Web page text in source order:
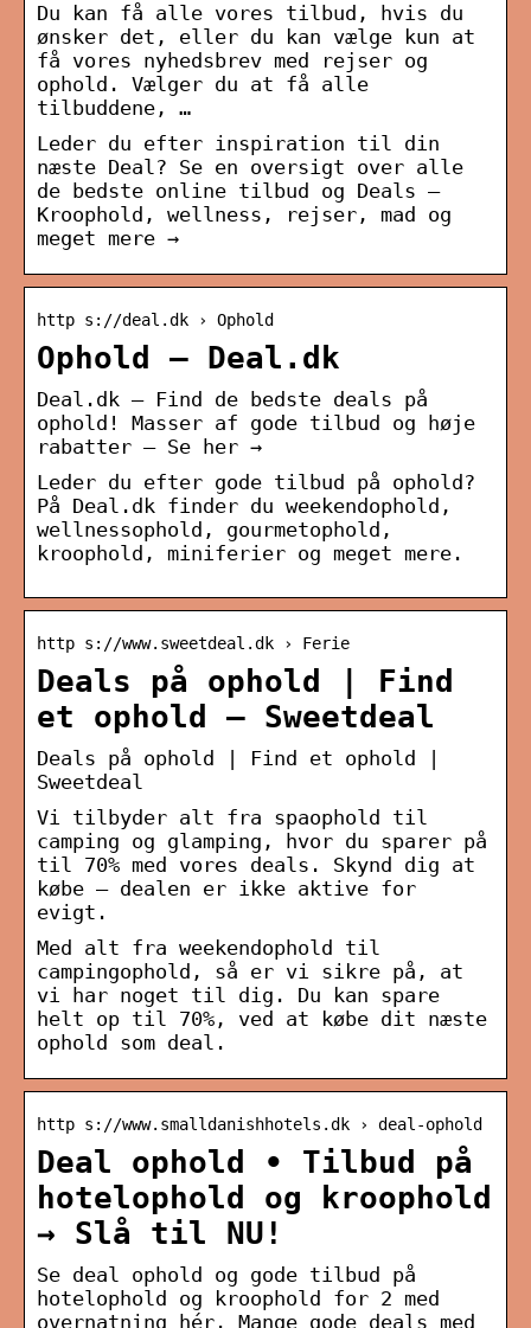
Du kan få alle vores tilbud, hvis du
ønsker det, eller du kan vælge kun at
få vores nyhedsbrev med rejser og
ophold. Vælger du at få alle
tilbuddene, …
Leder du efter inspiration til din
næste Deal? Se en oversigt over alle
de bedste online tilbud og Deals –
Kroophold, wellness, rejser, mad og
meget mere →
http s://deal.dk › Ophold
Ophold – Deal.dk
Deal.dk – Find de bedste deals på
ophold! Masser af gode tilbud og høje
rabatter – Se her →
Leder du efter gode tilbud på ophold?
På Deal.dk finder du weekendophold,
wellnessophold, gourmetophold,
kroophold, miniferier og meget mere.
http s://www.sweetdeal.dk › Ferie
Deals på ophold | Find
et ophold – Sweetdeal
Deals på ophold | Find et ophold |
Sweetdeal
Vi tilbyder alt fra spaophold til
camping og glamping, hvor du sparer på
til 70% med vores deals. Skynd dig at
købe – dealen er ikke aktive for
evigt.
Med alt fra weekendophold til
campingophold, så er vi sikre på, at
vi har noget til dig. Du kan spare
helt op til 70%, ved at købe dit næste
ophold som deal.
http s://www.smalldanishhotels.dk › deal-ophold
Deal ophold • Tilbud på
hotelophold og kroophold
→ Slå til NU!
Se deal ophold og gode tilbud på
hotelophold og kroophold for 2 med
overnatning hér. Mange gode deals med